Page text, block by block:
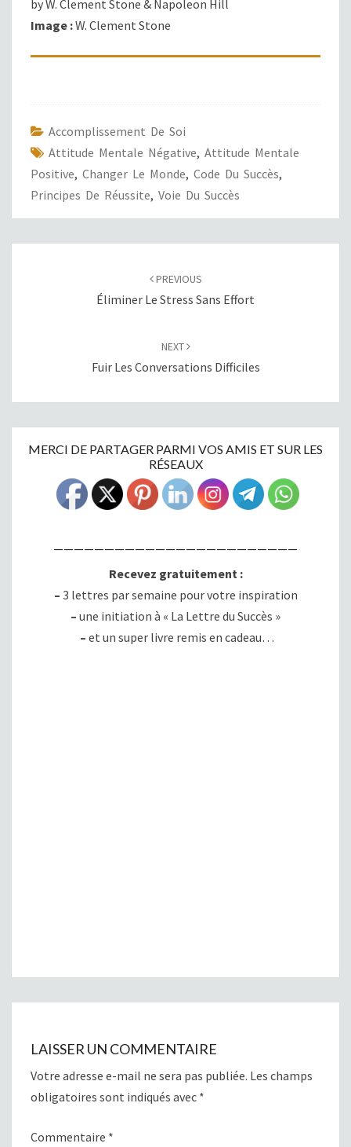
by W. Clement Stone & Napoleon Hill
Image :W. Clement Stone
Accomplissement De Soi
Attitude Mentale Négative, Attitude Mentale
Positive, Changer Le Monde, Code Du Succès,
Principes De Réussite, Voie Du Succès
PREVIOUS
Éliminer Le Stress Sans Effort
NEXT
Fuir Les Conversations Difficiles
MERCI DE PARTAGER PARMI VOS AMIS ET SUR LES
RÉSEAUX
————————————————————————
Recevez gratuitement :
– 3 lettres par semaine pour votre inspiration
– une initiation à « La Lettre du Succès »
– et un super livre remis en cadeau…
LAISSER UN COMMENTAIRE
Votre adresse e-mail ne sera pas publiée. Les champs
obligatoires sont indiqués avec *
Commentaire *